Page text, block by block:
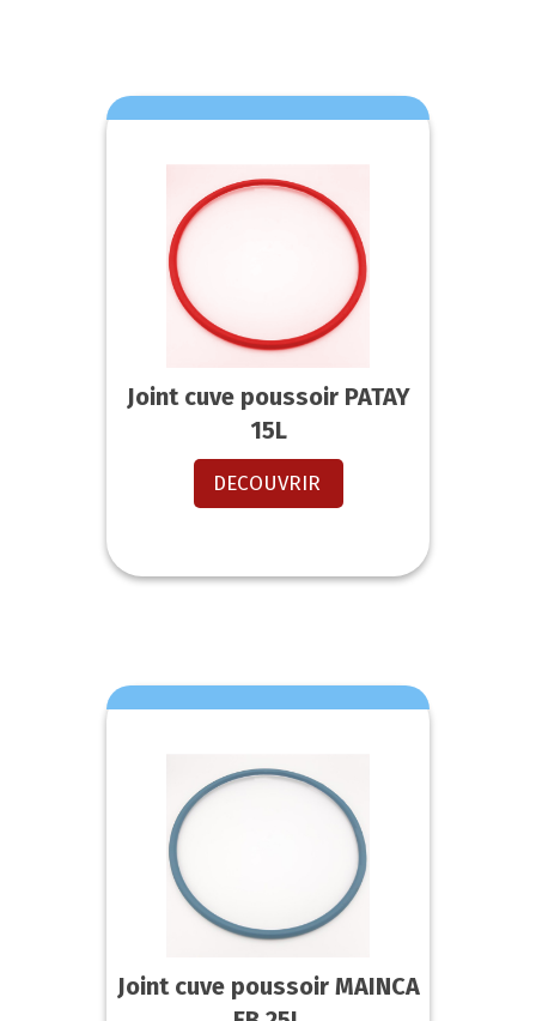
Joint cuve poussoir PATAY
15L
DECOUVRIR
Joint cuve poussoir MAINCA